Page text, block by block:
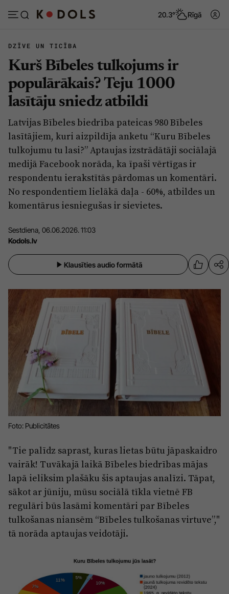
20.3° Rīgā
Abonēt Pieslēgties
Ziņas
Politika
Pašvaldības
Izglītība
Veselība
Ģimene
Sports
Drošība
Tēmas
Viedokļi
Dzīve un ticība
Ekonomika
Krimināli
Izklaide
Pierīga
Ķekava
Mārupe
Olaine
Ropaži
Salaspils
Sigulda
Jūrmala
Projekti
Mediju atbalsta fonds
Iedvesmai nav vecuma
Vide
Reklāma
Par laikrakstu
Ētikas kodekss
Lietošanas noteikumi
Sludinājumi
DZĪVE UN TICĪBA
Kurš Bībeles tulkojums ir
populārākais? Teju 1000
lasītāju sniedz atbildi
Latvijas Bībeles biedrība pateicas 980 Bībeles
lasītājiem, kuri aizpildīja anketu “Kuru Bībeles
tulkojumu tu lasi?” Aptaujas izstrādātāji sociālajā
medijā Facebook norāda, ka īpaši vērtīgas ir
respondentu ierakstītās pārdomas un komentāri.
No respondentiem lielākā daļa - 60%, atbildes un
komentārus iesniegušas ir sievietes.
Sestdiena, 06.06.2026. 11:03
Kodols.lv
Klausīties audio formātā
Foto: Publicitātes
"Tie palīdz saprast, kuras lietas būtu jāpaskaidro
vairāk! Tuvākajā laikā Bībeles biedrības mājas
lapā ieliksim plašāku šis aptaujas analīzi. Tāpat,
sākot ar jūniju, mūsu sociālā tīkla vietnē FB
regulāri būs lasāmi komentāri par Bībeles
tulkošanas niansēm “Bībeles tulkošanas virtuve”,"
tā norāda aptaujas veidotāji.